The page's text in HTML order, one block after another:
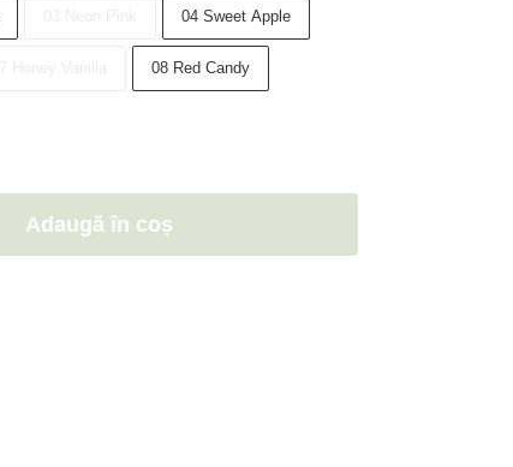
04 Sweet Apple
08 Red Candy
Adaugă în coș